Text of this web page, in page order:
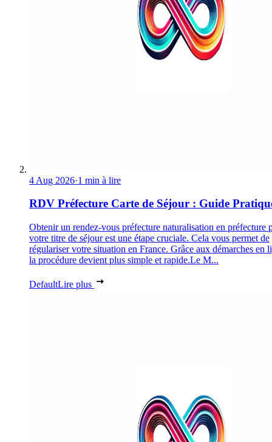
4 Aug 2026·1 min à lire
RDV Préfecture Carte de Séjour : Guide
Obtenir un rendez-vous préfecture naturalisation en préfecture
votre titre de séjour est une étape cruciale. Cela vous permet de
régulariser votre situation en France. Grâce aux démarches en
la procédure devient plus simple et rapide.Le M...
DefaultLire plus